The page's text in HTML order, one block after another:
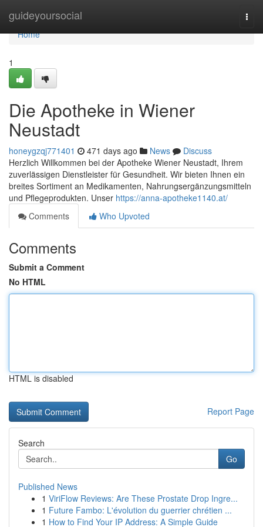
guideyoursocial
Home
Home
1
Die Apotheke in Wiener
Neustadt
honeygzqj771401 471 days ago News
Discuss
Herzlich Willkommen bei der Apotheke Wiener Neustadt, Ihrem
zuverlässigen Dienstleister für Gesundheit. Wir bieten Ihnen ein
breites Sortiment an Medikamenten, Nahrungsergänzungsmitteln
und Pflegeprodukten. Unser https://anna-apotheke1140.at/
Comments
Who Upvoted
Comments
Submit a Comment
No HTML
HTML is disabled
Report Page
Search
Go
Published News
1 ViriFlow Reviews: Are These Prostate Drop Ingre...
1 Future Fambo: L'évolution du guerrier chrétien ...
1 How to Find Your IP Address: A Simple Guide